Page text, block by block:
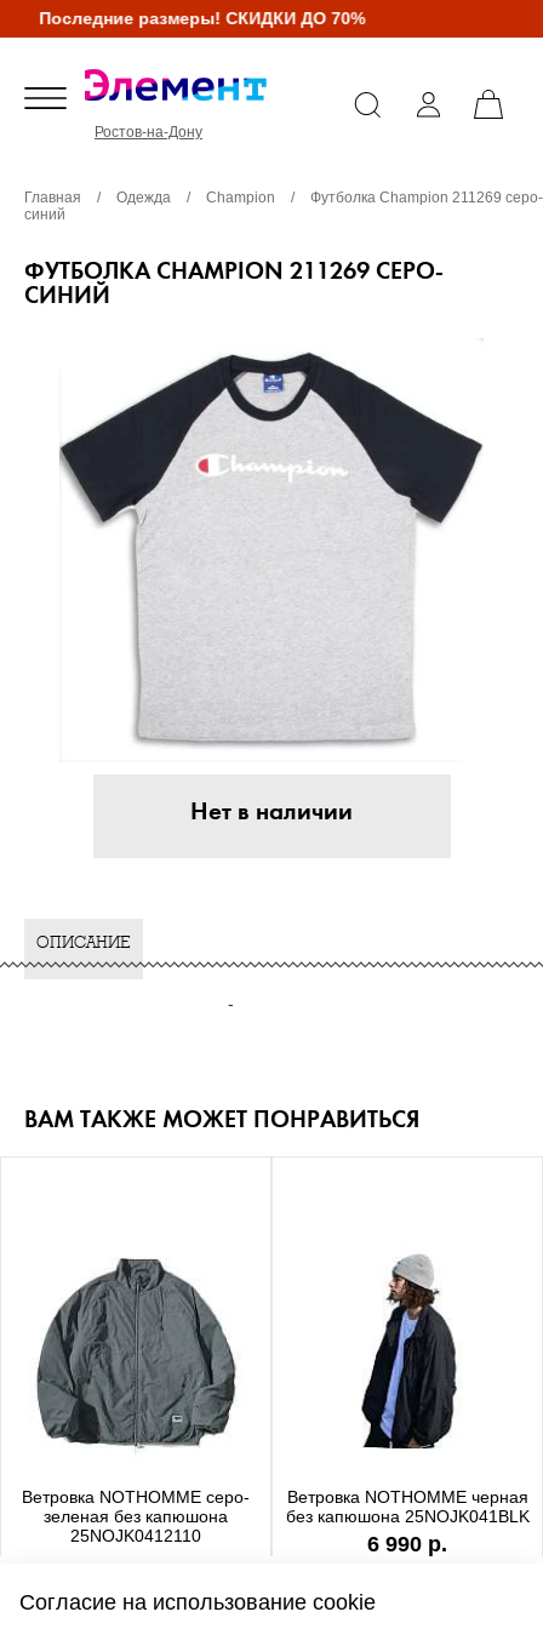
Последние размеры! СКИДКИ ДО 70%
Ростов-на-Дону
Главная / Одежда / Champion /
Футболка Champion 211269 серо-
синий
ФУТБОЛКА CHAMPION 211269 СЕРО-
СИНИЙ
Нет в наличии
ОПИСАНИЕ
-
ВАМ ТАКЖЕ МОЖЕТ ПОНРАВИТЬСЯ
Ветровка NOTHOMME серо-
зеленая без капюшона
25NOJK0412110
Ветровка NOTHOMME черная
без капюшона 25NOJK041BLK
6 990 р.
Согласие на использование cookie